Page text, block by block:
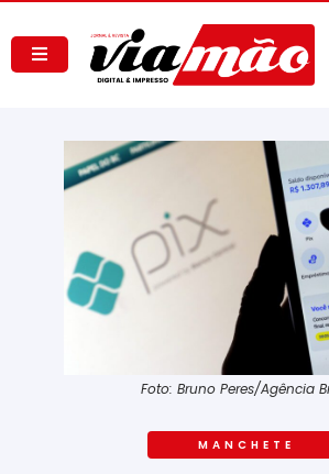
Foto: Bruno Peres/Agência
MANCHETE